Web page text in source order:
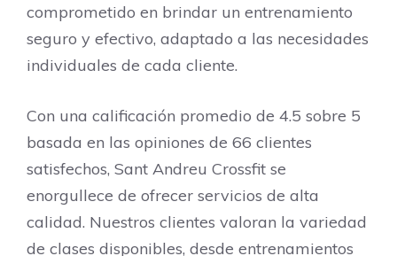
comprometido en brindar un entrenamiento
seguro y efectivo, adaptado a las necesidades
individuales de cada cliente.
Con una calificación promedio de 4.5 sobre 5
basada en las opiniones de 66 clientes
satisfechos, Sant Andreu Crossfit se
enorgullece de ofrecer servicios de alta
calidad. Nuestros clientes valoran la variedad
de clases disponibles, desde entrenamientos